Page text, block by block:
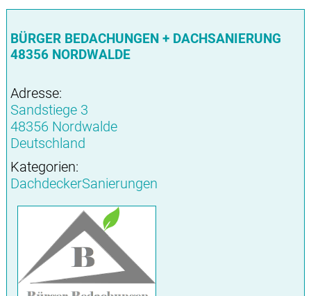
BÜRGER BEDACHUNGEN + DACHSANIERUNG
48356 NORDWALDE
Adresse:
Sandstiege 3
48356 Nordwalde
Deutschland
Kategorien:
DachdeckerSanierungen